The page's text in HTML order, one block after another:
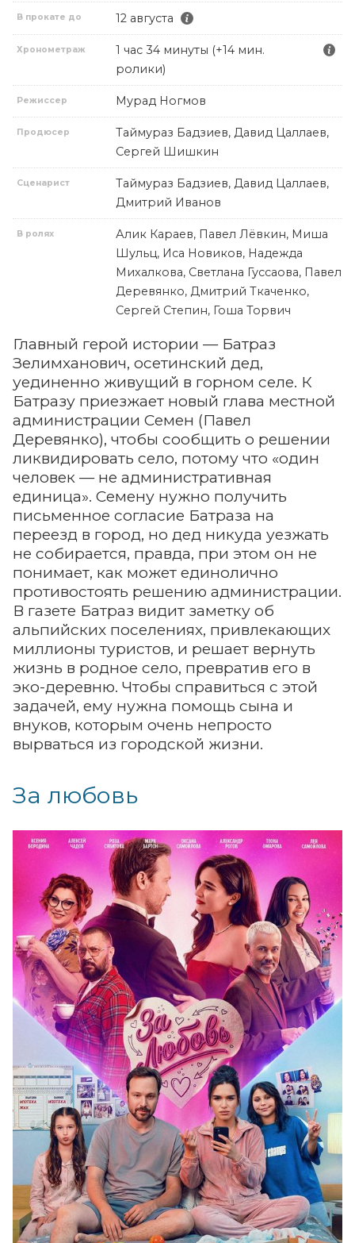
В прокате до 12 августа
Хронометраж
1 час 34 минуты (+14 мин.
ролики)
Режиссер Мурад Ногмов
Продюсер
Таймураз Бадзиев, Давид Цаллаев,
Сергей Шишкин
Сценарист
Таймураз Бадзиев, Давид Цаллаев,
Дмитрий Иванов
В ролях
Алик Караев, Павел Лёвкин, Миша
Шульц, Иса Новиков, Надежда
Михалкова, Светлана Гуссаова, Павел
Деревянко, Дмитрий Ткаченко,
Сергей Степин, Гоша Торвич
Главный герой истории — Батраз
Зелимханович, осетинский дед,
уединенно живущий в горном селе. К
Батразу приезжает новый глава местной
администрации Семен (Павел
Деревянко), чтобы сообщить о решении
ликвидировать село, потому что «один
человек — не административная
единица». Семену нужно получить
письменное согласие Батраза на
переезд в город, но дед никуда уезжать
не собирается, правда, при этом он не
понимает, как может единолично
противостоять решению администрации.
В газете Батраз видит заметку об
альпийских поселениях, привлекающих
миллионы туристов, и решает вернуть
жизнь в родное село, превратив его в
эко-деревню. Чтобы справиться с этой
задачей, ему нужна помощь сына и
внуков, которым очень непросто
вырваться из городской жизни.
За любовь